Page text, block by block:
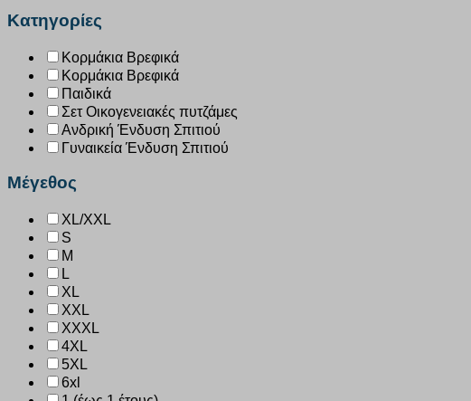
Κατηγορίες
Κορμάκια Βρεφικά
Κορμάκια Βρεφικά
Παιδικά
Σετ Οικογενειακές πυτζάμες
Ανδρική Ένδυση Σπιτιού
Γυναικεία Ένδυση Σπιτιού
Μέγεθος
XL/XXL
S
M
L
XL
XXL
XXXL
4XL
5XL
6xl